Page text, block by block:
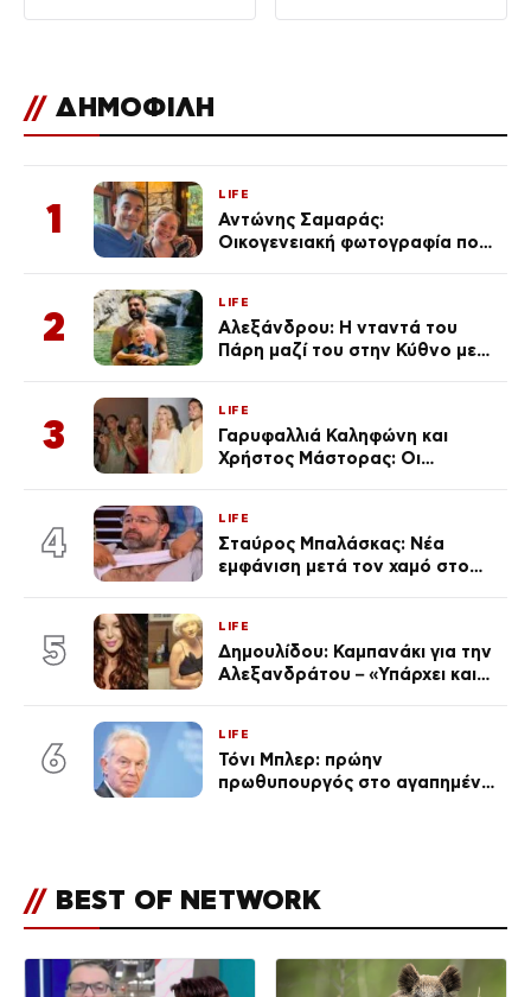
// ΔΗΜΟΦΙΛΗ
1
LIFE
Αντώνης Σαμαράς:
Οικογενειακή φωτογραφία που
Λένας
2
LIFE
Αλεξάνδρου: Η νταντά του
Πάρη μαζί του στην Κύθνο με
3
LIFE
Γαρυφαλλιά Καληφώνη και
Χρήστος Μάστορας: Οι
απαρατήρητη
4
LIFE
Σταύρος Μπαλάσκας: Νέα
εμφάνιση μετά τον χαμό στο
5
LIFE
Δημουλίδου: Καμπανάκι για την
Αλεξανδράτου – «Υπάρχει και
6
LIFE
Τόνι Μπλερ: πρώην
πρωθυπουργός στο αγαπημένο
// BEST OF NETWORK